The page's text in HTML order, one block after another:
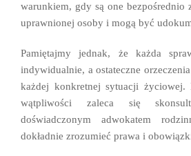
warunkiem, gdy są one bezpośrednio
uprawnionej osoby i mogą być
Pamiętajmy jednak, że każda
indywidualnie, a ostateczne
każdej konkretnej sytuacji życiowej.
wątpliwości zaleca się
doświadczonym adwokatem
dokładnie zrozumieć prawa i